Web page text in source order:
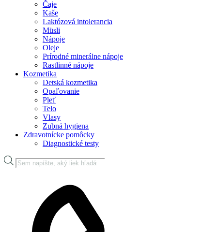
Čaje
Kaše
Laktózová intolerancia
Müsli
Nápoje
Oleje
Prírodné minerálne nápoje
Rastlinné nápoje
Kozmetika
Detská kozmetika
Opaľovanie
Pleť
Telo
Vlasy
Zubná hygiena
Zdravotnícke pomôcky
Diagnostické testy
Products
search